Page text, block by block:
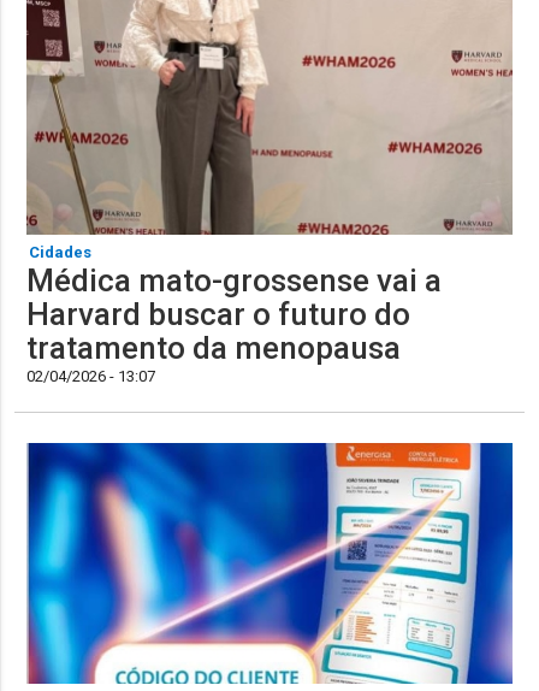
Cidades
Médica mato-grossense vai a
Harvard buscar o futuro do
tratamento da menopausa
02/04/2026 - 13:07